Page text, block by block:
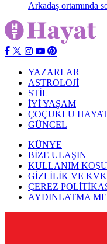
Arkadaş ortamında
YAZARLAR
ASTROLOJİ
STİL
İYİ YAŞAM
ÇOÇUKLU
GÜNCEL
KÜNYE
BİZE ULAŞIN
KULLANIM
GİZLİLİK VE
ÇEREZ
AYDINLATMA